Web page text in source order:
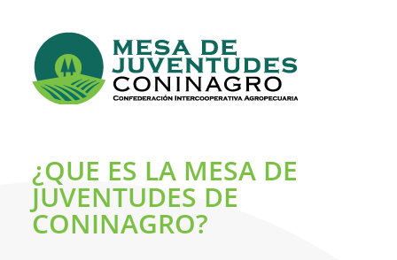
¿QUE ES LA MESA DE
JUVENTUDES DE
CONINAGRO?